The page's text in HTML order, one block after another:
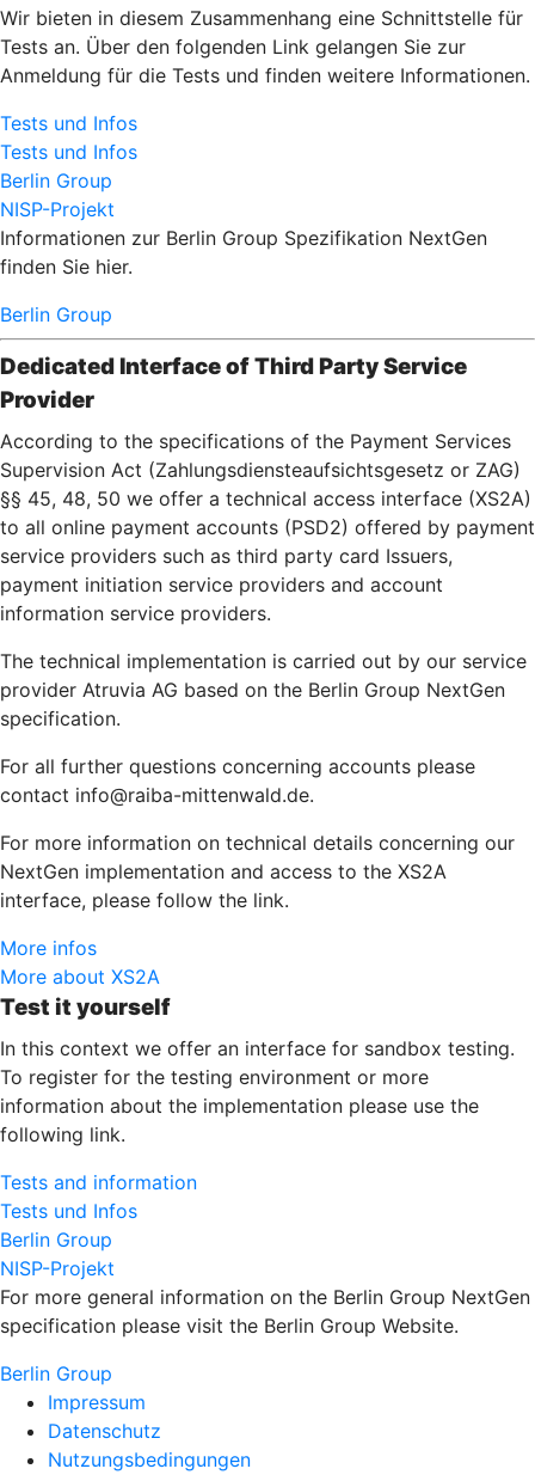
Wir bieten in diesem Zusammenhang eine Schnittstelle für
Tests an. Über den folgenden Link gelangen Sie zur
Anmeldung für die Tests und finden weitere Informationen.
Tests und Infos
Tests und Infos
Berlin Group
NISP-Projekt
Informationen zur Berlin Group Spezifikation NextGen
finden Sie hier.
Berlin Group
Dedicated Interface of Third Party Service
Provider
According to the specifications of the Payment Services
Supervision Act (Zahlungsdiensteaufsichtsgesetz or ZAG)
§§ 45, 48, 50 we offer a technical access interface (XS2A)
to all online payment accounts (PSD2) offered by payment
service providers such as third party card Issuers,
payment initiation service providers and account
information service providers.
The technical implementation is carried out by our service
provider Atruvia AG based on the Berlin Group NextGen
specification.
For all further questions concerning accounts please
contact info@raiba-mittenwald.de.
For more information on technical details concerning our
NextGen implementation and access to the XS2A
interface, please follow the link.
More infos
More about XS2A
Test it yourself
In this context we offer an interface for sandbox testing.
To register for the testing environment or more
information about the implementation please use the
following link.
Tests and information
Tests und Infos
Berlin Group
NISP-Projekt
For more general information on the Berlin Group NextGen
specification please visit the Berlin Group Website.
Berlin Group
Impressum
Datenschutz
Nutzungsbedingungen